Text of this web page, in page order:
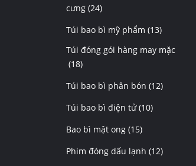
cưng (24)
Túi bao bì mỹ phẩm (13)
Túi đóng gói hàng may mặc
(18)
Túi bao bì phân bón (12)
Túi bao bì điện tử (10)
Bao bì mật ong (15)
Phim đóng dấu lạnh (12)